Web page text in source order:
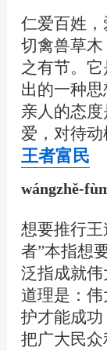
仁爱百姓，
切禽兽草木
之有节。
出的一种
亲人的态
爱，对待
王者富民
wángzhě-
想要推行王
者”本指想
泛指成就
道理是：
护才能成
把广大民